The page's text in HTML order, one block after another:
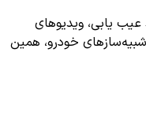
یابی، ویدیوهای
خودرو، همین